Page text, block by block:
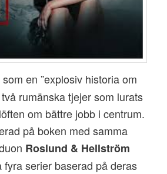
en ”explosiv historia om
rumänska tjejer som lurats
om bättre jobb i centrum.
på boken med samma
Roslund & Hellström
fyra serier baserad på deras